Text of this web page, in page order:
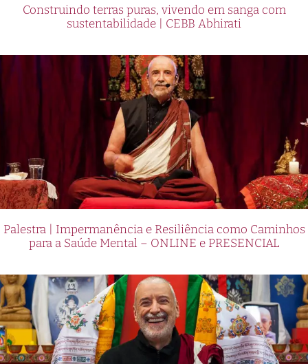
Construindo terras puras, vivendo em sanga com
sustentabilidade | CEBB Abhirati
Palestra | Impermanência e Resiliência como Caminhos
para a Saúde Mental – ONLINE e PRESENCIAL